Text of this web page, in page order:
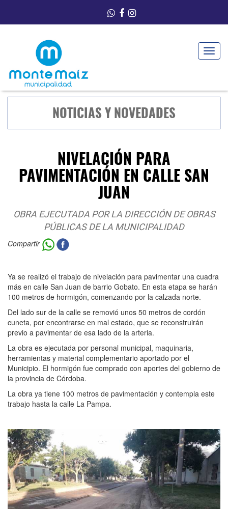
Toggle
NOTICIAS Y NOVEDADES
NIVELACIÓN PARA
PAVIMENTACIÓN EN CALLE SAN
JUAN
OBRA EJECUTADA POR LA DIRECCIÓN DE OBRAS
PÚBLICAS DE LA MUNICIPALIDAD
Compartir
Ya se realizó el trabajo de nivelación para pavimentar una cuadra
más en calle San Juan de barrio Gobato. En esta etapa se harán
100 metros de hormigón, comenzando por la calzada norte.
Del lado sur de la calle se removió unos 50 metros de cordón
cuneta, por encontrarse en mal estado, que se reconstruirán
previo a pavimentar de esa lado de la arteria.
La obra es ejecutada por personal municipal, maquinaria,
herramientas y material complementario aportado por el
Municipio. El hormigón fue comprado con aportes del gobierno de
la provincia de Córdoba.
La obra ya tiene 100 metros de pavimentación y contempla este
trabajo hasta la calle La Pampa.